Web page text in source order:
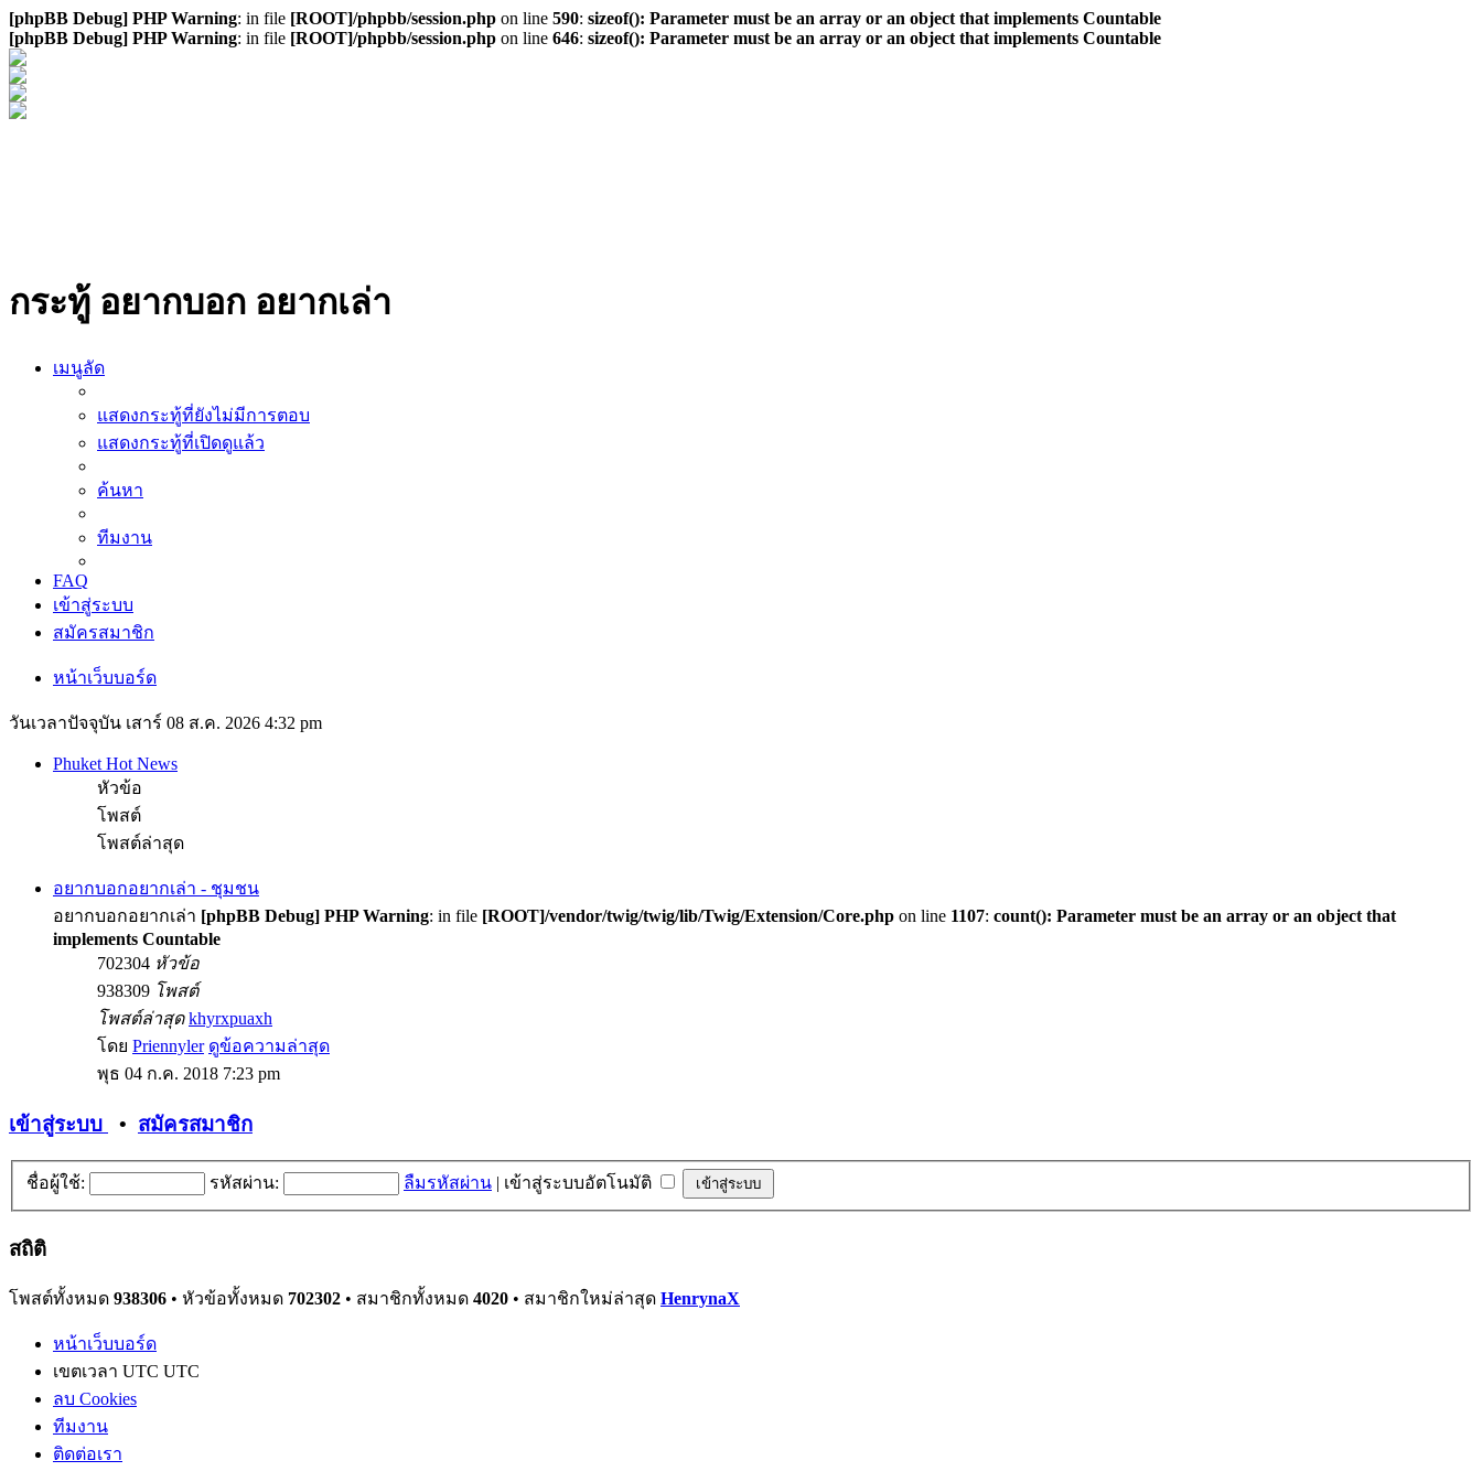
[phpBB Debug] PHP Warning: in file [ROOT]/phpbb/session.php on line 590: sizeof(): Parameter must be an array or an object that implements Countable
[phpBB Debug] PHP Warning: in file [ROOT]/phpbb/session.php on line 646: sizeof(): Parameter must be an array or an object that implements Countable
กระทู้ อยากบอก อยากเล่า
เมนูลัด
แสดงกระทู้ที่ยังไม่มีการตอบ
แสดงกระทู้ที่เปิดดูแล้ว
ค้นหา
ทีมงาน
FAQ
เข้าสู่ระบบ
สมัครสมาชิก
หน้าเว็บบอร์ด
วันเวลาปัจจุบัน เสาร์ 08 ส.ค. 2026 4:32 pm
Phuket Hot News
หัวข้อ
โพสต์
โพสต์ล่าสุด
อยากบอกอยากเล่า - ชุมชน
อยากบอกอยากเล่า [phpBB Debug] PHP Warning: in file [ROOT]/vendor/twig/twig/lib/Twig/Extension/Core.php on line 1107: count(): Parameter must be an array or an object that
implements Countable
702304 หัวข้อ
938309 โพสต์
โพสต์ล่าสุด khyrxpuaxh
โดย Priennyler ดูข้อความล่าสุด
พุธ 04 ก.ค. 2018 7:23 pm
เข้าสู่ระบบ • สมัครสมาชิก
ชื่อผู้ใช้: รหัสผ่าน: ลืมรหัสผ่าน | เข้าสู่ระบบอัตโนมัติ
สถิติ
โพสต์ทั้งหมด 938306 • หัวข้อทั้งหมด 702302 • สมาชิกทั้งหมด 4020 • สมาชิกใหม่ล่าสุด HenrynaX
หน้าเว็บบอร์ด
เขตเวลา UTC UTC
ลบ Cookies
ทีมงาน
ติดต่อเรา